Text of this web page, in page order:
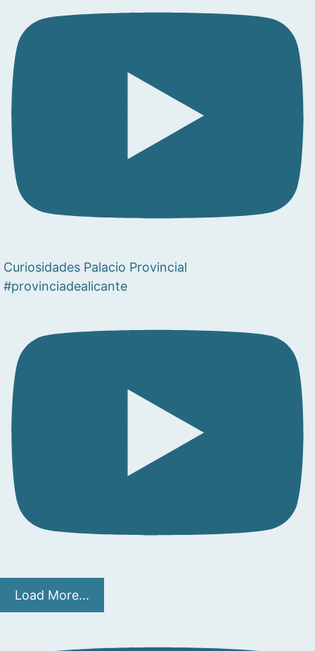
Curiosidades Palacio Provincial
#provinciadealicante
Load More...